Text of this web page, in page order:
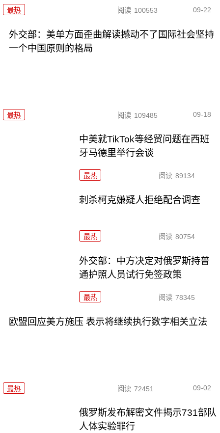
最热 阅读 100553 09-22
外交部：美单方面歪曲解读撼动不了国际社会坚持
一个中国原则的格局
最热 阅读 109485 09-18
中美就TikTok等经贸问题在西班
牙马德里举行会谈
最热 阅读 89134
刺杀柯克嫌疑人拒绝配合调查
最热 阅读 80754
外交部：中方决定对俄罗斯持普
通护照人员试行免签政策
最热 阅读 78345
欧盟回应美方施压 表示将继续执行数字相关立法
最热 阅读 72451 09-02
俄罗斯发布解密文件揭示731部队
人体实验罪行